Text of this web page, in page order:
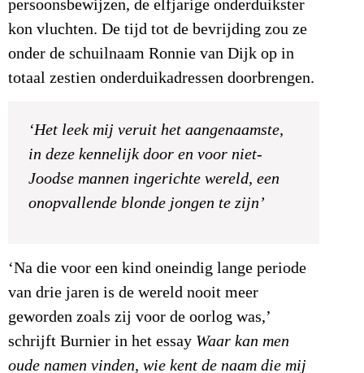
persoonsbewijzen, de elfjarige onderduikster
kon vluchten. De tijd tot de bevrijding zou ze
onder de schuilnaam Ronnie van Dijk op in
totaal zestien onderduikadressen doorbrengen.
‘Het leek mij veruit het aangenaamste,
in deze kennelijk door en voor niet-
Joodse mannen ingerichte wereld, een
onopvallende blonde jongen te zijn’
‘Na die voor een kind oneindig lange periode
van drie jaren is de wereld nooit meer
geworden zoals zij voor de oorlog was,’
schrijft Burnier in het essay Waar kan men
oude namen vinden, wie kent de naam die mij